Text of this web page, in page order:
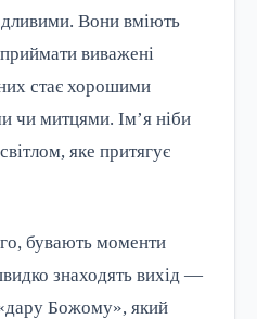
Вони вміють
приймати виважені
стає хорошими
чи митцями. Ім’я ніби
яке притягує
бувають моменти
знаходять вихід —
Божому», який